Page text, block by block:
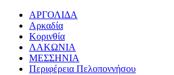
ΑΡΓΟΛΙΔΑ
Αρκαδία
Κορινθία
ΛΑΚΩΝΙΑ
ΜΕΣΣΗΝΙΑ
Περιφέρεια Πελοποννήσου